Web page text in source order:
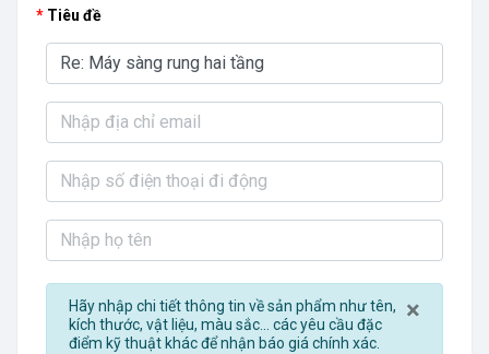
Tiêu đề
×
Hãy nhập chi tiết thông tin về sản phẩm như tên,
kích thước, vật liệu, màu sắc... các yêu cầu đặc
điểm kỹ thuật khác để nhận báo giá chính xác.